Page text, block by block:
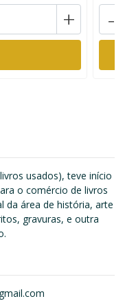
+ -
usados), teve início
o comércio de livros
da área de história, arte
gravuras, e outra